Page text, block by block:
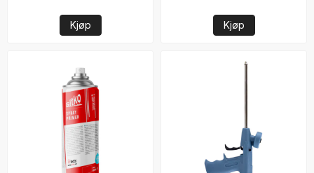
Kjøp Kjøp